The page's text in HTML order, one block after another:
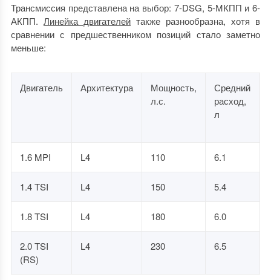
Трансмиссия представлена на выбор: 7-DSG, 5-МКПП и 6-
АКПП. Линейка двигателейтакже разнообразна, хотя в
сравнении с предшественником позиций стало заметно
меньше:
Двигатель Архитектура
Мощность,
л.с.
Средний
расход,
л
1.6 MPI L4 110 6.1
1.4 TSI L4 150 5.4
1.8 TSI L4 180 6.0
2.0 TSI
(RS)
L4 230 6.5